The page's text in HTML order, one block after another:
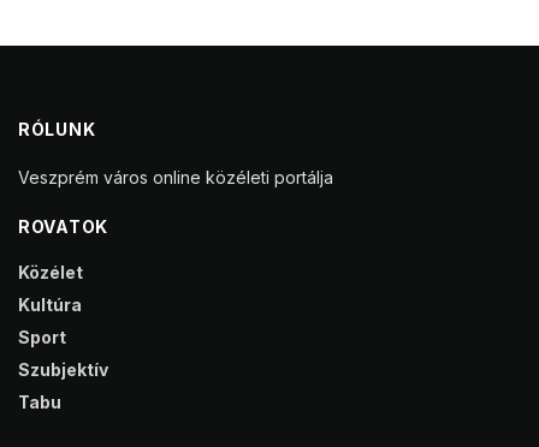
RÓLUNK
Veszprém város online közéleti portálja
ROVATOK
Közélet
Kultúra
Sport
Szubjektív
Tabu